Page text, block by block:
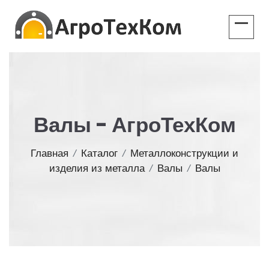
Валы - АгроТехКом
Главная / Каталог / Металлоконструкции и
изделия из металла / Валы / Валы